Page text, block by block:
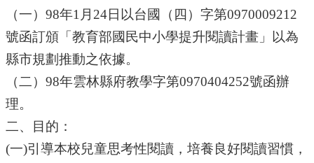
態
行
政
處
室
程
專
（一）98年1月24日以台國（四）字第0970009212
號函訂頒「教育部國民中小學提升閱讀計畫」以為
縣市規劃推動之依據。
（二）98年雲林縣府教學字第0970404252號函辦
理。
二、目的：
(一)引導本校兒童思考性閱讀，培養良好閱讀習慣，